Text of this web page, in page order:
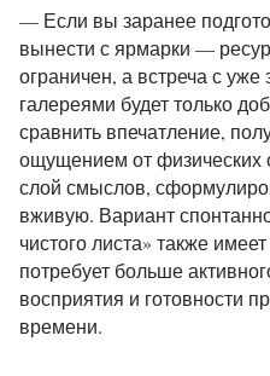
— Если вы заранее
вынести с ярмарки —
ограничен, а встреча с
галереями будет только
сравнить впечатление,
ощущением от физических
слой смыслов,
вживую. Вариант
чистого листа» также
потребует больше
восприятия и готовности
времени.